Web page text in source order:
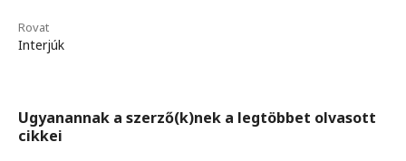
Rovat
Interjúk
Ugyanannak a szerző(k)nek a legtöbbet olvasott
cikkei